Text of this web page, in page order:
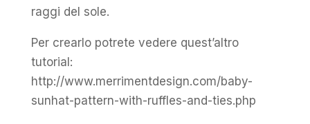
raggi del sole.
Per crearlo potrete vedere quest’altro
tutorial:
http://www.merrimentdesign.com/baby-
sunhat-pattern-with-ruffles-and-ties.php